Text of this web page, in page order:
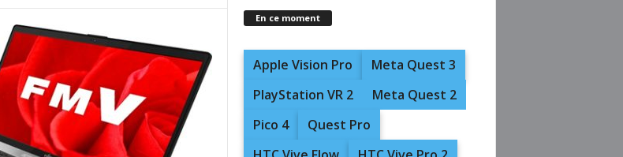
En ce moment
Apple Vision Pro
Meta Quest 3
PlayStation VR 2
Meta Quest 2
Pico 4
Quest Pro